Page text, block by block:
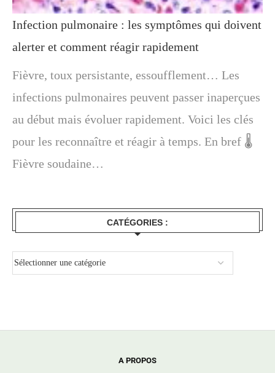
Infection pulmonaire : les symptômes qui doivent
alerter et comment réagir rapidement
Fièvre, toux persistante, essoufflement… Les
infections pulmonaires peuvent passer inaperçues
au début mais évoluer rapidement. Voici les clés
pour les reconnaître et réagir à temps. En bref 🌡️
Fièvre soudaine…
CATÉGORIES :
A PROPOS